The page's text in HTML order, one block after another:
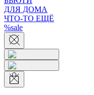
ДЛЯ ДОМА
ЧТО-ТО ЕЩЁ
%sale